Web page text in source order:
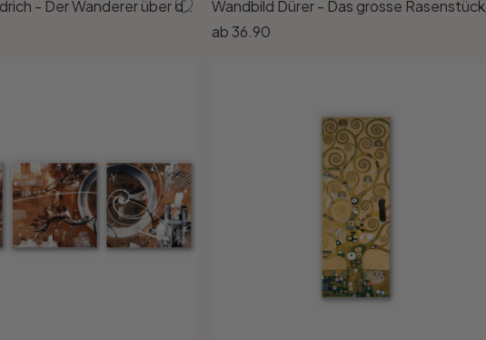
Wandbild Friedrich - Der Wanderer über dem Nebelmeer
Wandbild Dürer - Das grosse Rasenstück
ab36.90